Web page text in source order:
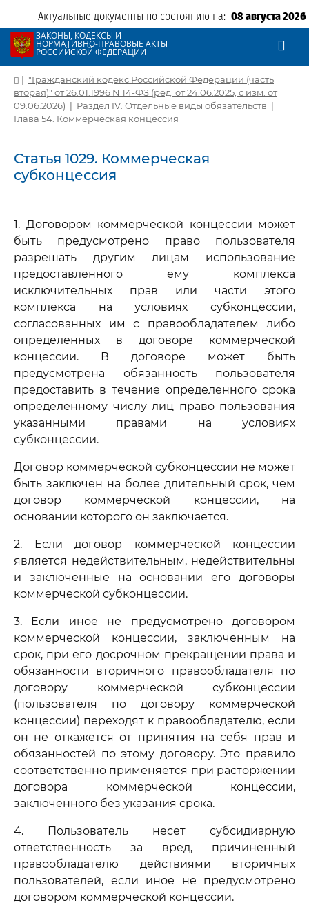
Актуальные документы по состоянию на: 08 августа 2026
ЗАКОНЫ, КОДЕКСЫ И
НОРМАТИВНО-ПРАВОВЫЕ АКТЫ
РОССИЙСКОЙ ФЕДЕРАЦИИ
| "Гражданский кодекс Российской Федерации (часть
вторая)" от 26.01.1996 N 14-ФЗ (ред. от 24.06.2025, с изм. от
09.06.2026) | Раздел IV. Отдельные виды обязательств |
Глава 54. Коммерческая концессия
Статья 1029. Коммерческая
субконцессия
1. Договором коммерческой концессии может
быть предусмотрено право пользователя
разрешать другим лицам использование
предоставленного ему комплекса
исключительных прав или части этого
комплекса на условиях субконцессии,
согласованных им с правообладателем либо
определенных в договоре коммерческой
концессии. В договоре может быть
предусмотрена обязанность пользователя
предоставить в течение определенного срока
определенному числу лиц право пользования
указанными правами на условиях
субконцессии.
Договор коммерческой субконцессии не может
быть заключен на более длительный срок, чем
договор коммерческой концессии, на
основании которого он заключается.
2. Если договор коммерческой концессии
является недействительным, недействительны
и заключенные на основании его договоры
коммерческой субконцессии.
3. Если иное не предусмотрено договором
коммерческой концессии, заключенным на
срок, при его досрочном прекращении права и
обязанности вторичного правообладателя по
договору коммерческой субконцессии
(пользователя по договору коммерческой
концессии) переходят к правообладателю, если
он не откажется от принятия на себя прав и
обязанностей по этому договору. Это правило
соответственно применяется при расторжении
договора коммерческой концессии,
заключенного без указания срока.
4. Пользователь несет субсидиарную
ответственность за вред, причиненный
правообладателю действиями вторичных
пользователей, если иное не предусмотрено
договором коммерческой концессии.